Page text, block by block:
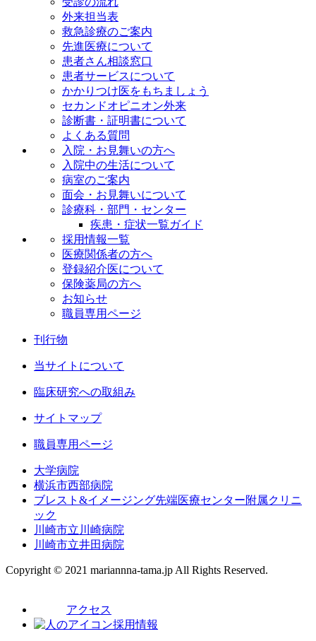
外来担当表
救急診療のご案内
先進医療について
患者さん相談窓口
患者サービスについて
かかりつけ医をもちましょう
セカンドオピニオン外来
診断書・証明書について
よくある質問
入院・お見舞いの方へ
入院中の生活について
病室のご案内
面会・お見舞いについて
診療科・部門・センター
疾患・症状一覧ガイド
採用情報一覧
医療関係者の方へ
登録紹介医について
保険薬局の方へ
お知らせ
職員専用ページ
刊行物
当サイトについて
臨床研究への取組み
サイトマップ
職員専用ページ
大学病院
横浜市西部病院
ブレスト&イメージング先端医療センター附属クリニ
ック
川崎市立川崎病院
川崎市立井田病院
Copyright © 2021 mariannna-tama.jp All Rights Reserved.
アクセス
採用情報